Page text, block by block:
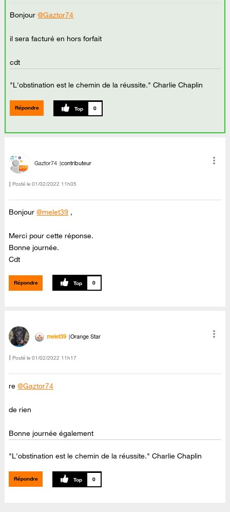
Bonjour@Gaztor74
il sera facturé en hors forfait
cdt
"L'obstination est le chemin de la réussite." Charlie Chaplin
Répondre 0
Gaztor74 contributeur
Posté le ‎01/02/2022 11h05
Bonjour@melet39 ,
Merci pour cette réponse.
Bonne journée.
Cdt
Répondre 0
melet39 Orange Star
Posté le ‎01/02/2022 11h17
re@Gaztor74
de rien
Bonne journée également
"L'obstination est le chemin de la réussite." Charlie Chaplin
Répondre 0